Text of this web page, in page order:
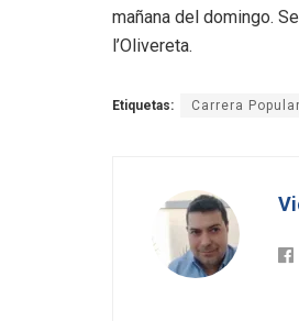
mañana del domingo.
l’Olivereta.
Etiquetas: Carrera